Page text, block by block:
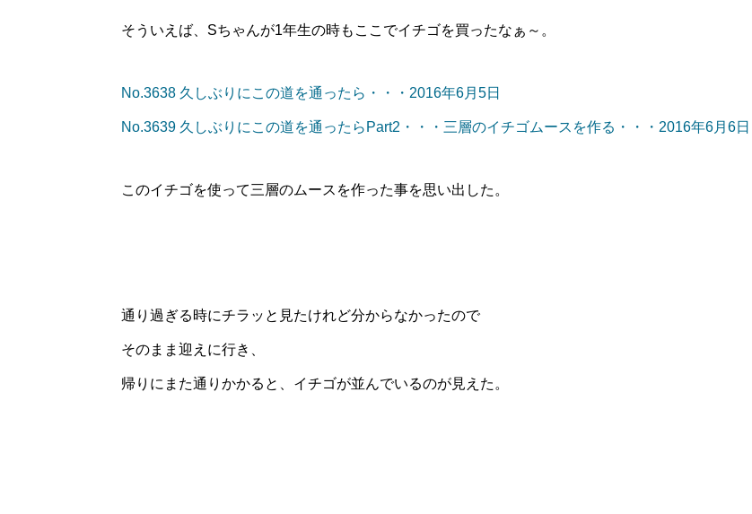
そういえば、Sちゃんが1年生の時もここでイチゴを買ったなぁ～。
No.3638 久しぶりにこの道を通ったら・・・2016年6月5日
No.3639 久しぶりにこの道を通ったらPart2・・・三層のイチゴムースを作る・・・2016年6月6日
このイチゴを使って三層のムースを作った事を思い出した。
通り過ぎる時にチラッと見たけれど分からなかったので
そのまま迎えに行き、
帰りにまた通りかかると、イチゴが並んでいるのが見えた。